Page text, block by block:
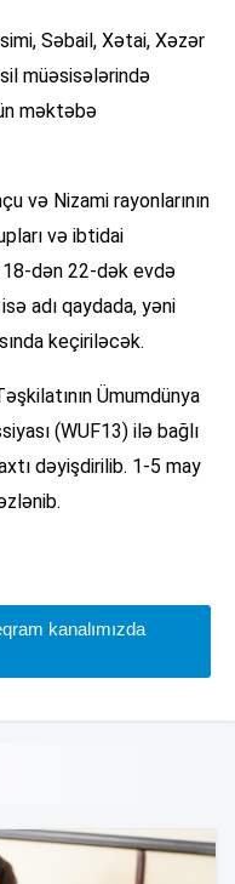
Səbail, Xətai, Xəzər
müəsisələrində
məktəbə
və Nizami rayonlarının
və ibtidai
18-dən 22-dək evdə
adı qaydada, yəni
keçiriləcək.
Ümumdünya
(WUF13) ilə bağlı
dəyişdirilib. 1-5 may
kanalımızda